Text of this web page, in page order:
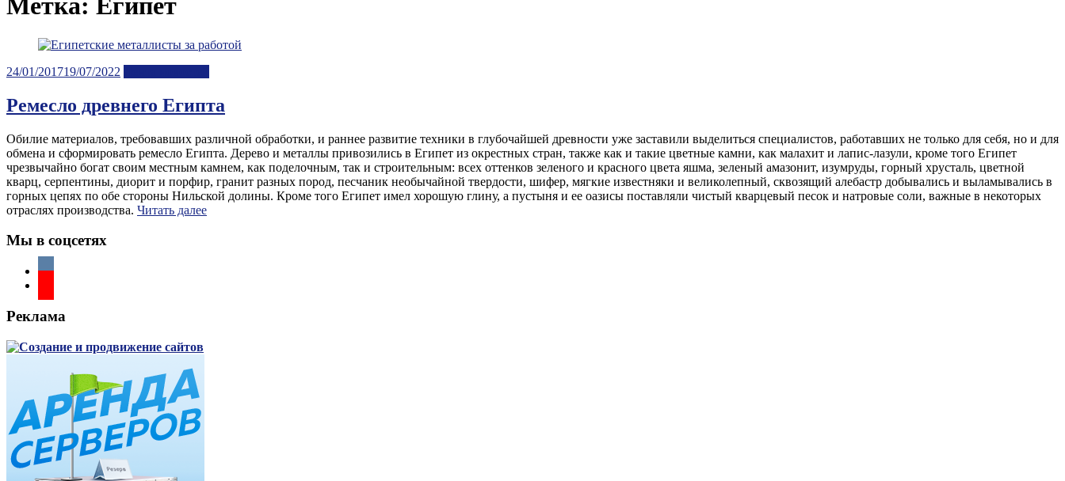
Метка: Египет
Posted
24/01/201719/07/2022
Ремесло древнего Египта
Обилие материалов, требовавших различной обработки, и раннее развитие техники в глубочайшей древности уже заставили выделиться специалистов, работавших не только для себя, но и для
обмена и сформировать ремесло Египта. Дерево и металлы привозились в Египет из окрестных стран, также как и такие цветные камни, как малахит и лапис-лазули, кроме того Египет
чрезвычайно богат своим местным камнем, как поделочным, так и строительным: всех оттенков зеленого и красного цвета яшма, зеленый амазонит, изумруды, горный хрусталь, цветной
кварц, серпентины, диорит и порфир, гранит разных пород, песчаник необычайной твердости, шифер, мягкие известняки и великолепный, сквозящий алебастр добывались и выламывались в
горных цепях по обе стороны Нильской долины. Кроме того Египет имел хорошую глину, а пустыня и ее оазисы поставляли чистый кварцевый песок и натровые соли, важные в некоторых
отраслях производства. Читать далее
Мы в соцсетях
Реклама